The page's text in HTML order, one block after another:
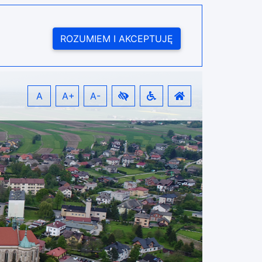
ROZUMIEM I AKCEPTUJĘ
A A+ A-